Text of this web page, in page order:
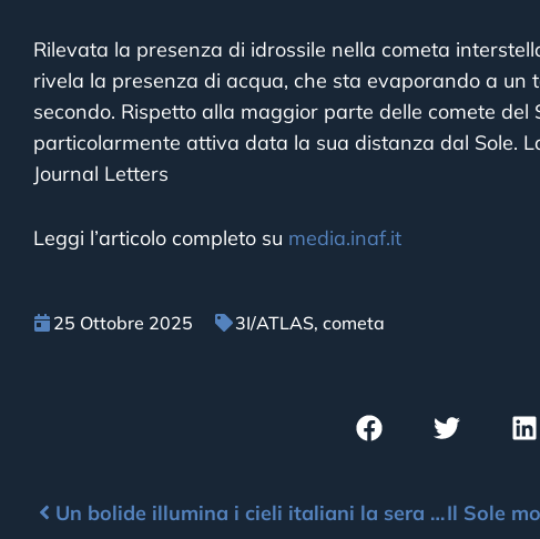
Rilevata la presenza di idrossile nella cometa
rivela la presenza di acqua, che sta evaporando a un
secondo. Rispetto alla maggior parte delle comete del
particolarmente attiva data la sua distanza dal Sole.
Journal Letters
Leggi l’articolo completo su media.inaf.it
25 Ottobre 2025 3I/ATLAS, cometa
Un bolide illumina i cieli italiani la sera del 17 settembre